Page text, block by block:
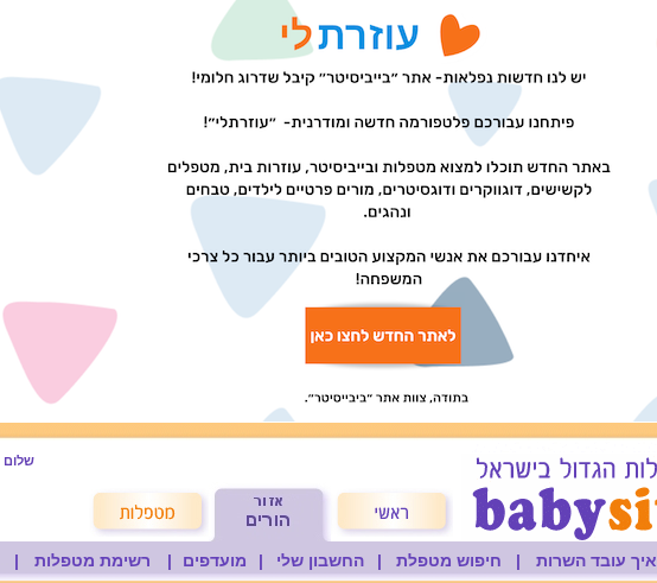
שלום
איך עובד השרות | חיפוש מטפלת | החשבון שלי | מועדפים | רשימת מטפלות |